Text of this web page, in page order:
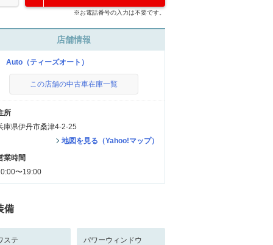
※お電話番号の入力は不要です。
店舗情報
Auto（ティーズオート）
この店舗の中古車在庫一覧
所
庫県伊丹市桑津4-2-25
地図を見る（Yahoo!マップ）
業時間
〜19:00
備
ステ パワーウィンドウ